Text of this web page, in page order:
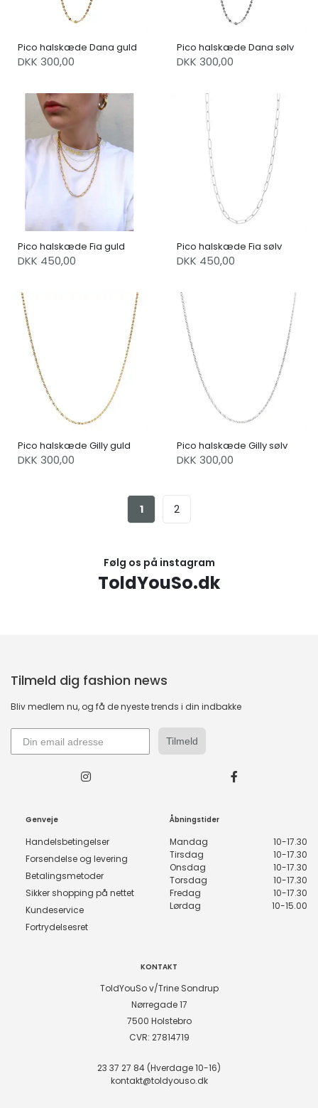
Pico halskæde Dana guld
DKK 300,00
Pico halskæde Dana sølv
DKK 300,00
Pico halskæde Fia guld
DKK 450,00
Pico halskæde Fia sølv
DKK 450,00
Pico halskæde Gilly guld
DKK 300,00
Pico halskæde Gilly sølv
DKK 300,00
1 2
Følg os på instagram
ToldYouSo.dk
Tilmeld dig fashion news
Bliv medlem nu, og få de nyeste trends i din indbakke
Tilmeld
Genveje
Handelsbetingelser
Forsendelse og levering
Betalingsmetoder
Sikker shopping på nettet
Kundeservice
Fortrydelsesret
Åbningstider
Mandag
10-17.30
Tirsdag
10-17.30
Onsdag
10-17.30
Torsdag
10-17.30
Fredag
10-17.30
Lørdag
10-15.00
KONTAKT
ToldYouSo v/Trine Sondrup
Nørregade 17
7500 Holstebro
CVR: 27814719
23 37 27 84 (Hverdage 10-16)
kontakt@toldyouso.dk